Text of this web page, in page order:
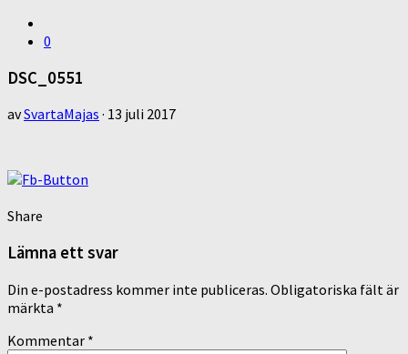
0
DSC_0551
avSvartaMajas · 13 juli 2017
Share
Lämna ett svar
Din e-postadress kommer inte publiceras. Obligatoriska fält är
märkta *
Kommentar *